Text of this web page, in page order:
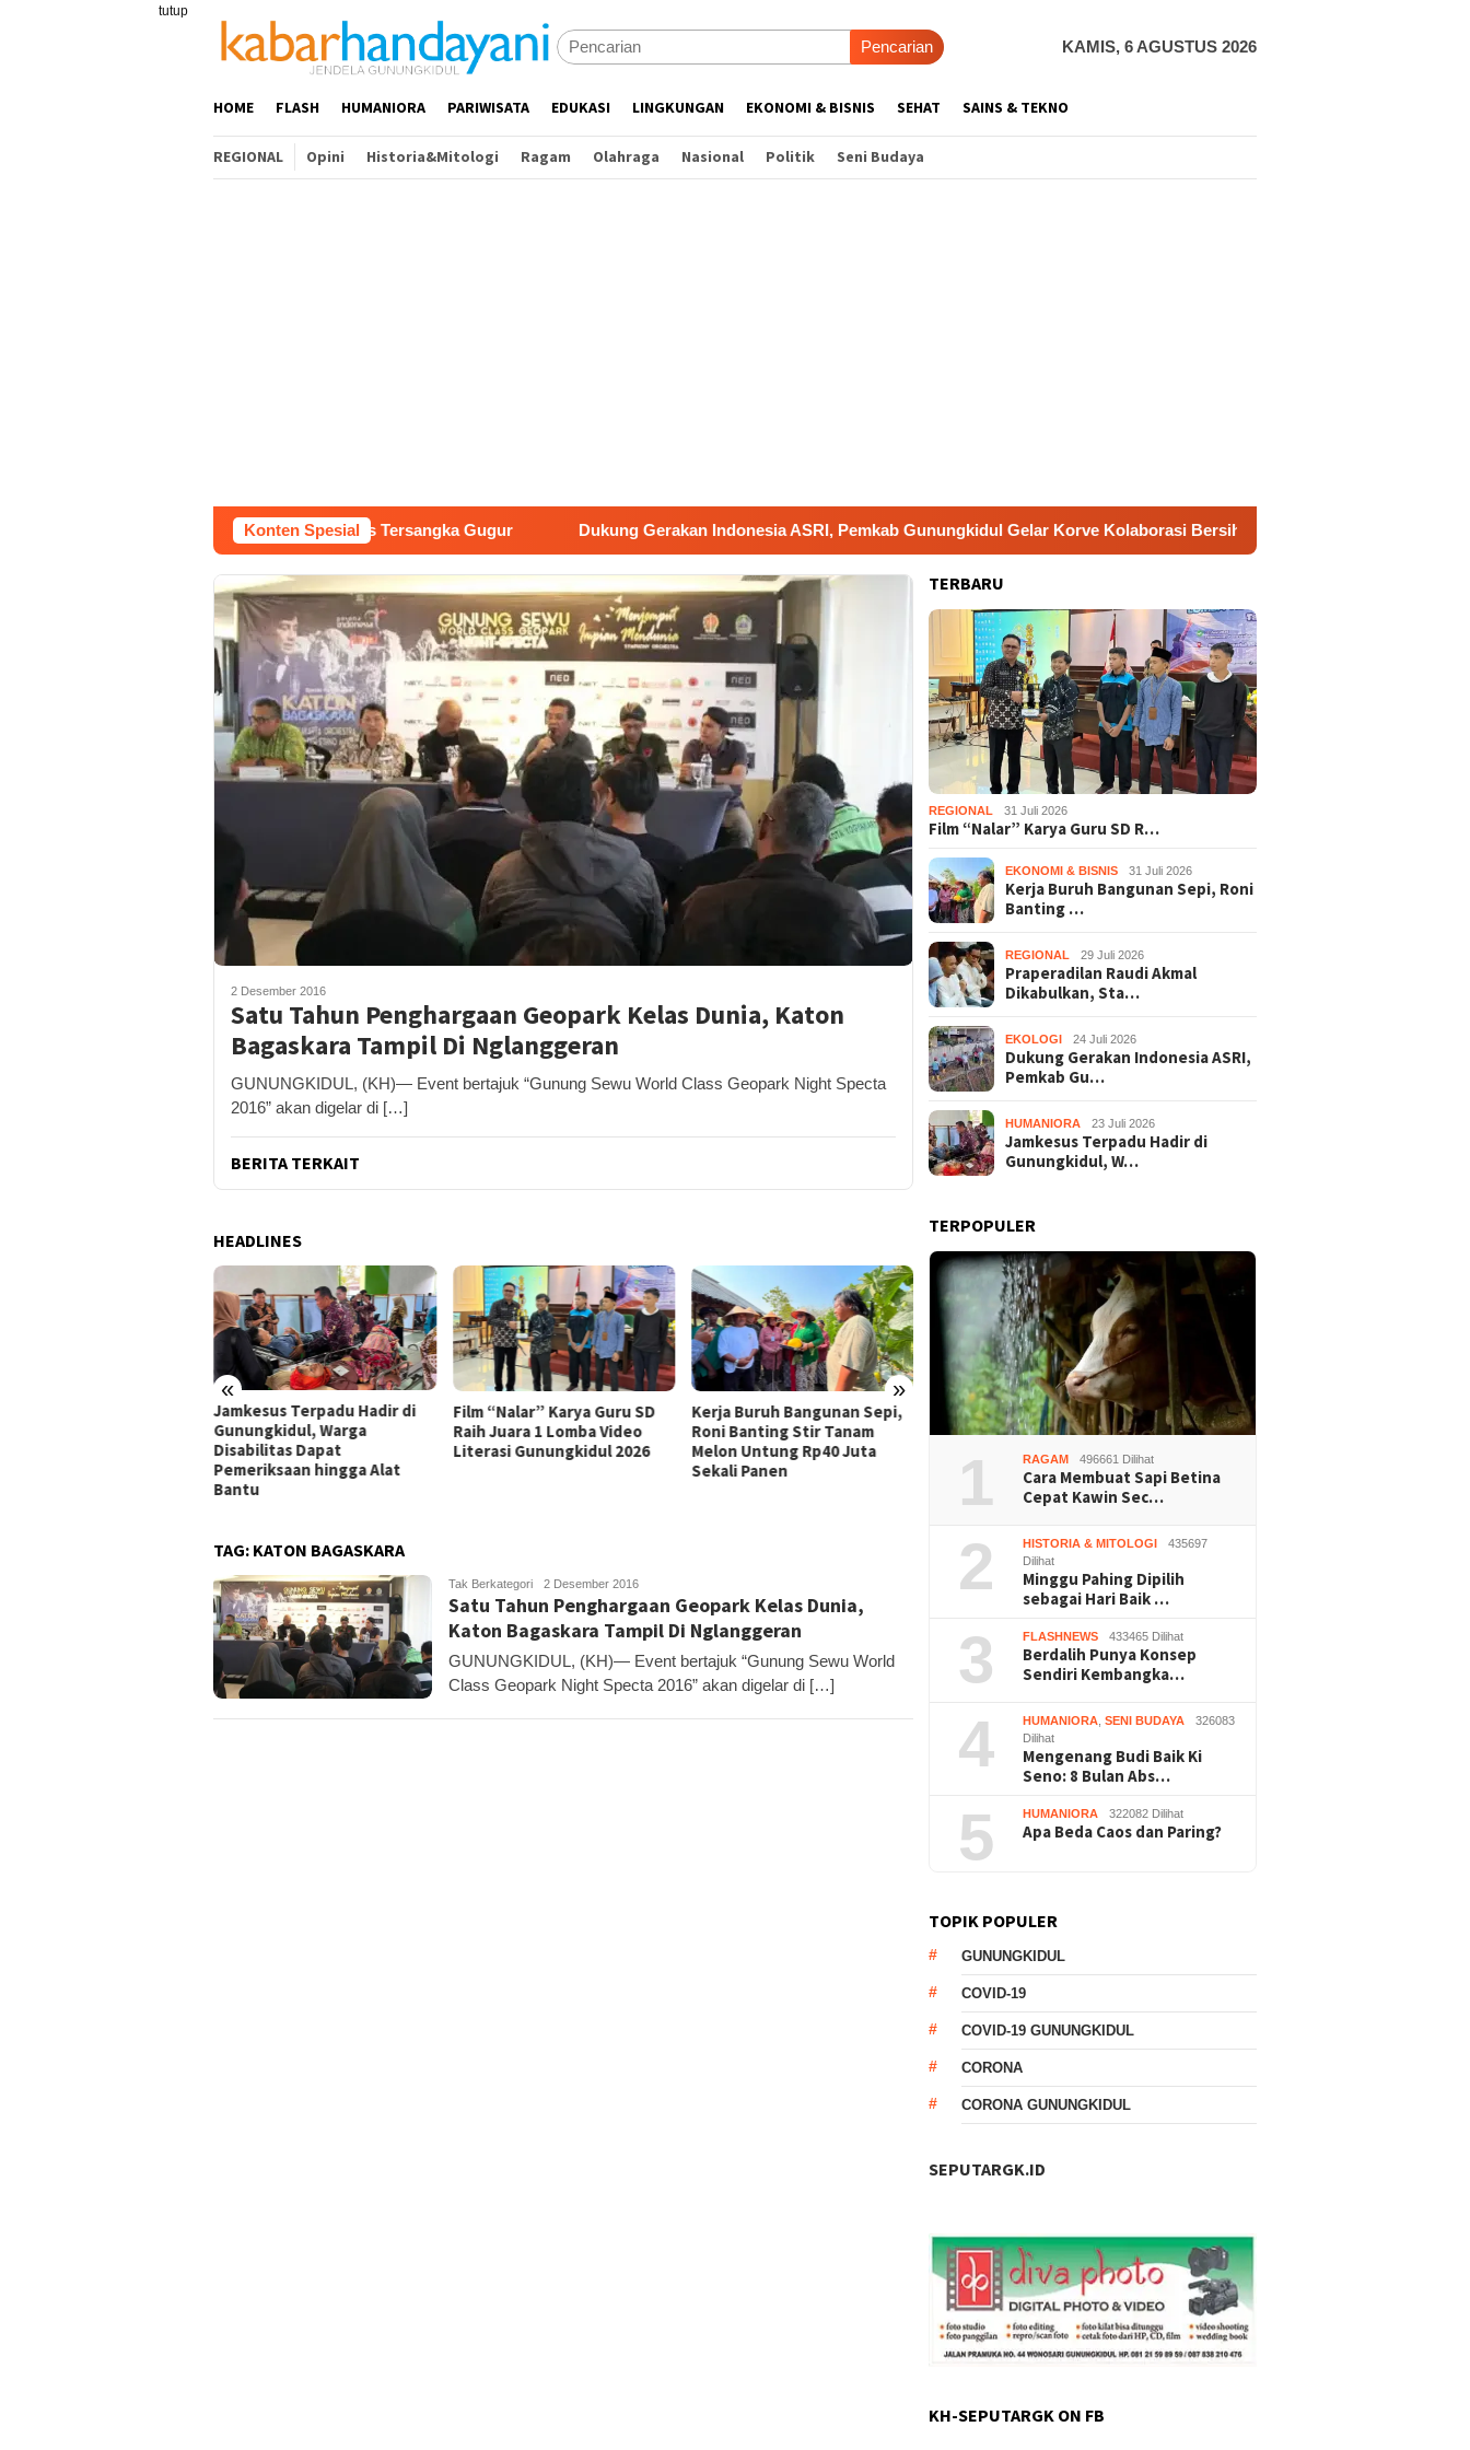
tutup
Pencarian KAMIS, 6 AGUSTUS 2026
HOME FLASH HUMANIORA PARIWISATA EDUKASI LINGKUNGAN EKONOMI & BISNIS SEHAT SAINS & TEKNO
REGIONAL Opini Historia&Mitologi Ragam Olahraga Nasional Politik Seni Budaya
Konten Spesial
Raudi Akmal Dikabulkan, Status Tersangka Gugur Dukung Gerakan Indonesia ASRI, Pemkab Gunungkidul Gelar Korve Kolaborasi Bersihkan Sungai Kota Wonosari
2 Desember 2016
Satu Tahun Penghargaan Geopark Kelas Dunia, Katon
Bagaskara Tampil Di Nglanggeran
GUNUNGKIDUL, (KH)— Event bertajuk “Gunung Sewu World Class Geopark Night Specta
2016” akan digelar di […]
BERITA TERKAIT
HEADLINES
« »
Jamkesus Terpadu Hadir di
Gunungkidul, Warga
Disabilitas Dapat
Pemeriksaan hingga Alat
Bantu
Film “Nalar” Karya Guru SD
Raih Juara 1 Lomba Video
Literasi Gunungkidul 2026
Kerja Buruh Bangunan Sepi,
Roni Banting Stir Tanam
Melon Untung Rp40 Juta
Sekali Panen
Praperadilan Raudi Akmal
Dikabulkan, Status
Tersangka Gugur
Dukung Gerakan Indonesia
ASRI, Pemkab Gunungkidul
Bersihkan Sungai Kota
Wonosari
TAG: KATON BAGASKARA
Tak Berkategori Kandar
2 Desember 2016
Satu Tahun Penghargaan Geopark Kelas Dunia,
Katon Bagaskara Tampil Di Nglanggeran
GUNUNGKIDUL, (KH)— Event bertajuk “Gunung Sewu World
Class Geopark Night Specta 2016” akan digelar di […]
TERBARU
REGIONAL 31 Juli 2026
Film “Nalar” Karya Guru SD R…
EKONOMI & BISNIS 31 Juli 2026
Kerja Buruh Bangunan Sepi, Roni
Banting …
REGIONAL 29 Juli 2026
Praperadilan Raudi Akmal
Dikabulkan, Sta…
EKOLOGI 24 Juli 2026
Dukung Gerakan Indonesia ASRI,
Pemkab Gu…
HUMANIORA 23 Juli 2026
Jamkesus Terpadu Hadir di
Gunungkidul, W…
TERPOPULER
1 RAGAM 496661 Dilihat
Cara Membuat Sapi Betina
Cepat Kawin Sec…
2 HISTORIA & MITOLOGI
435697
Dilihat
Minggu Pahing Dipilih
sebagai Hari Baik …
3 FLASHNEWS 433465 Dilihat
Berdalih Punya Konsep
Sendiri Kembangka…
4 HUMANIORA ,SENI BUDAYA
326083
Dilihat
Mengenang Budi Baik Ki
Seno: 8 Bulan Abs…
5 HUMANIORA 322082 Dilihat
Apa Beda Caos dan Paring?
TOPIK POPULER
GUNUNGKIDUL
COVID-19
COVID-19 GUNUNGKIDUL
CORONA
CORONA GUNUNGKIDUL
SEPUTARGK.ID
KH-SEPUTARGK ON FB